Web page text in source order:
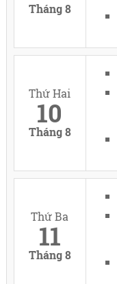
Tháng 8
Thứ Hai
10
Tháng 8
Thứ Ba
11
Tháng 8